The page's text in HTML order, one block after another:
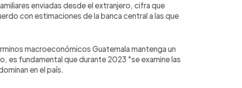
enviadas desde el extranjero, cifra que
con estimaciones de la banca central a las que
macroeconómicos Guatemala mantenga un
es fundamental que durante 2023 "se examine las
en el país.